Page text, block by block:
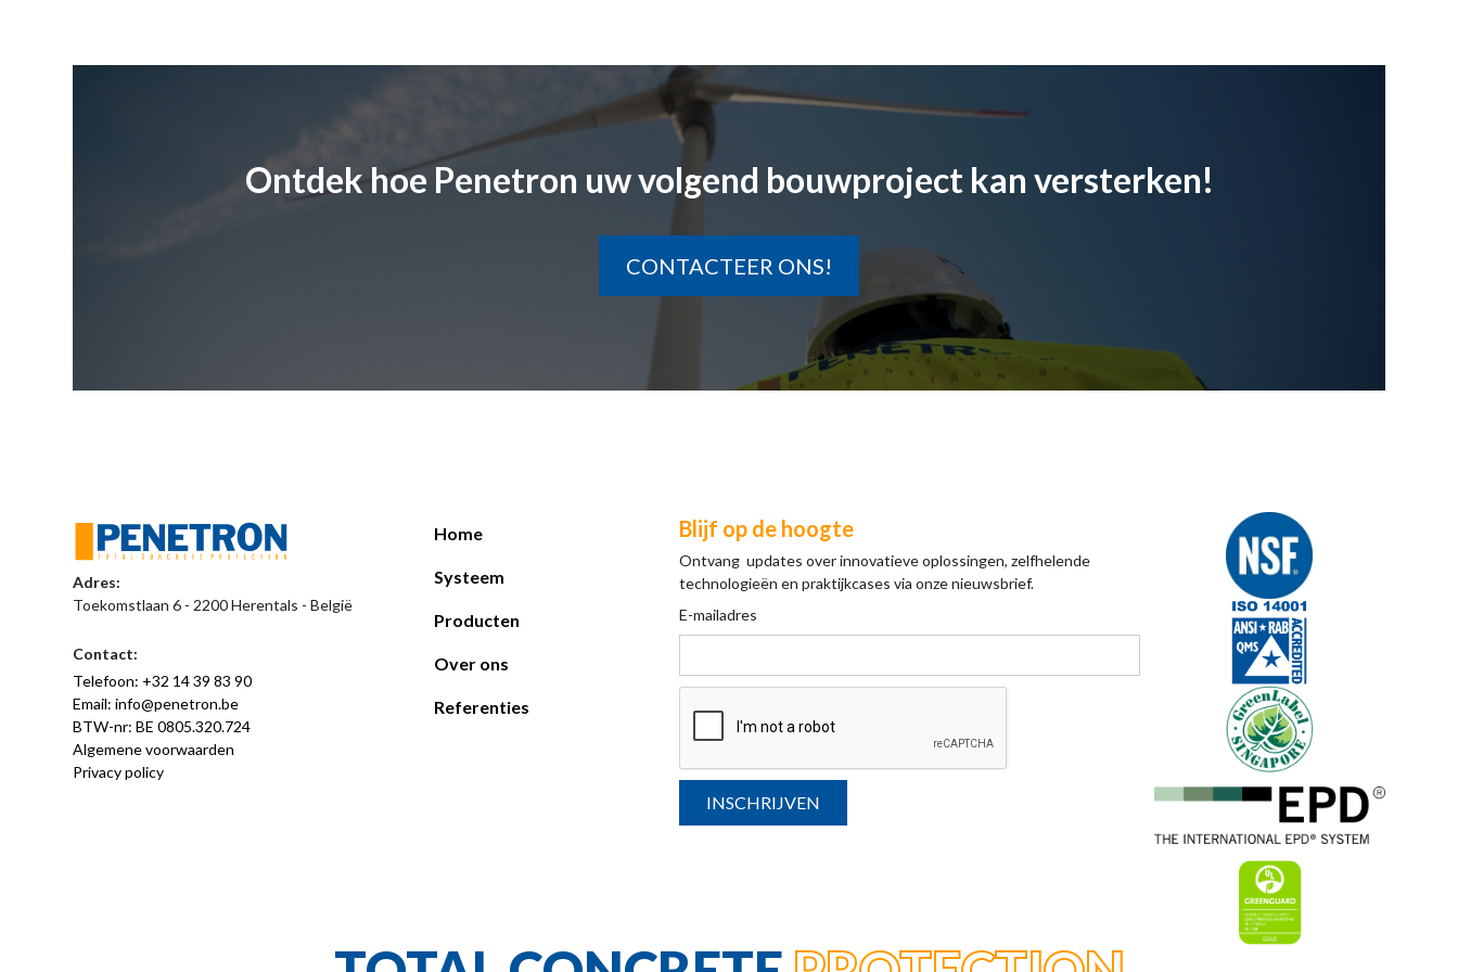
Ontdek hoe Penetron uw volgend bouwproject kan versterken!
CONTACTEER ONS!
Adres:
Toekomstlaan 6 - 2200 Herentals - België
Contact:
Telefoon: +32 14 39 83 90
Email: info@penetron.be
BTW-nr: BE 0805.320.724
Algemene voorwaarden
Privacy policy
Home
Systeem
Producten
Over ons
Referenties
Blijf op de hoogte
Ontvang updates over innovatieve oplossingen, zelfhelende
technologieën en praktijkcases via onze nieuwsbrief.
E-mailadres